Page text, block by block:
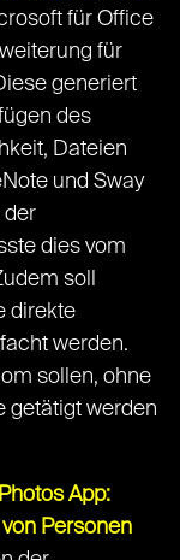
für Office
für
generiert
des
Dateien
und Sway
der
dies vom
soll
direkte
werden.
sollen, ohne
getätigt werden
App:
Personen